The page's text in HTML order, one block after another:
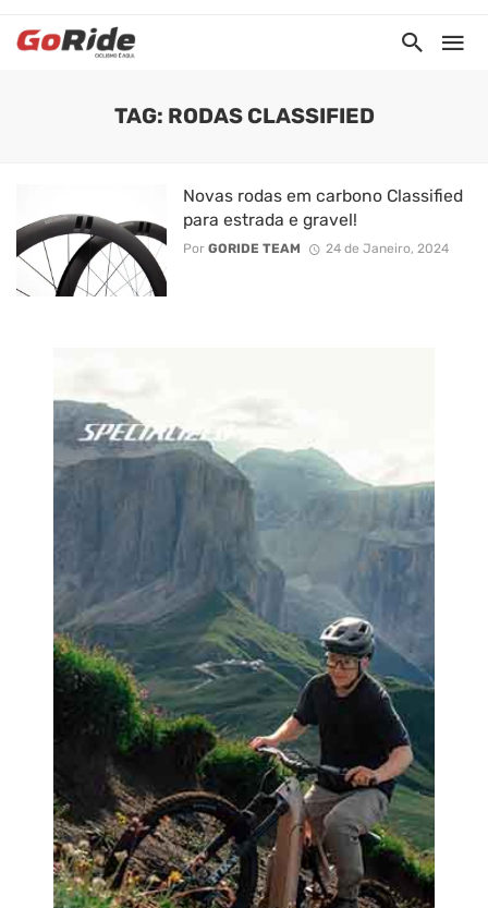
TAG: RODAS CLASSIFIED
Novas rodas em carbono Classified
para estrada e gravel!
Por GORIDE TEAM 24 de Janeiro, 2024